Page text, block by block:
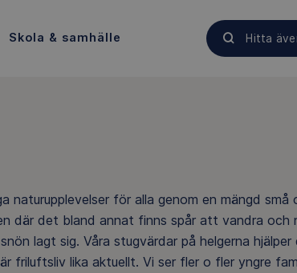
Skola & samhälle Hitta
naturupplevelser för alla genom en mängd små
där det bland annat finns spår att vandra och
lagt sig. Våra stugvärdar på helgerna
friluftsliv lika aktuellt. Vi ser fler o fler yngre